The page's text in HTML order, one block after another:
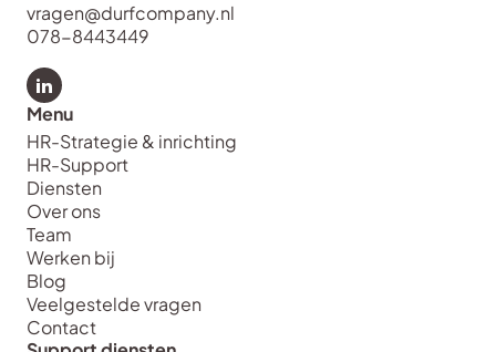
vragen@durfcompany.nl
078-8443449
Bekijk LinkedIn van Durf Company
Menu
HR-Strategie & inrichting
HR-Support
Diensten
Over ons
Team
Werken bij
Blog
Veelgestelde vragen
Contact